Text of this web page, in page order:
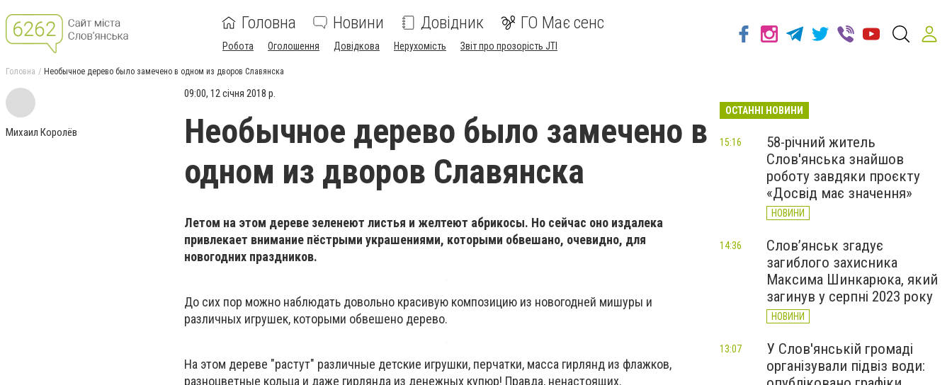
Головна Новини Довідник ГО Має сенс
Робота Оголошення Довідкова Нерухомість Звіт про прозорість JTI
Головна Необычное дерево было замечено в одном из дворов Славянска
Михаил Королёв
09:00, 12 січня 2018 р.
Необычное дерево было замечено в
одном из дворов Славянска
Летом на этом дереве зеленеют листья и желтеют абрикосы. Но сейчас оно издалека
привлекает внимание пёстрыми украшениями, которыми обвешано, очевидно, для
новогодних праздников.
До сих пор можно наблюдать довольно красивую композицию из новогодней мишуры и
различных игрушек, которыми обвешено дерево.
На этом дереве "растут" различные детские игрушки, перчатки, масса гирлянд из флажков,
разноцветные кольца и даже гирлянда из денежных купюр! Правда, ненастоящих.
ОСТАННІ НОВИНИ
58-річний житель
Слов'янська знайшов
роботу завдяки проєкту
«Досвід має значення»
НОВИНИ
15:16
Слов’янськ згадує
загиблого захисника
Максима Шинкарюка, який
загинув у серпні 2023 року
НОВИНИ
14:36
У Слов'янській громаді
організували підвіз води:
13:07